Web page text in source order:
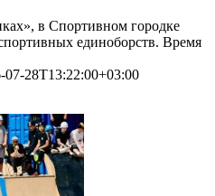
в Спортивном городке
единоборств. Время
07-28T13:22:00+03:00